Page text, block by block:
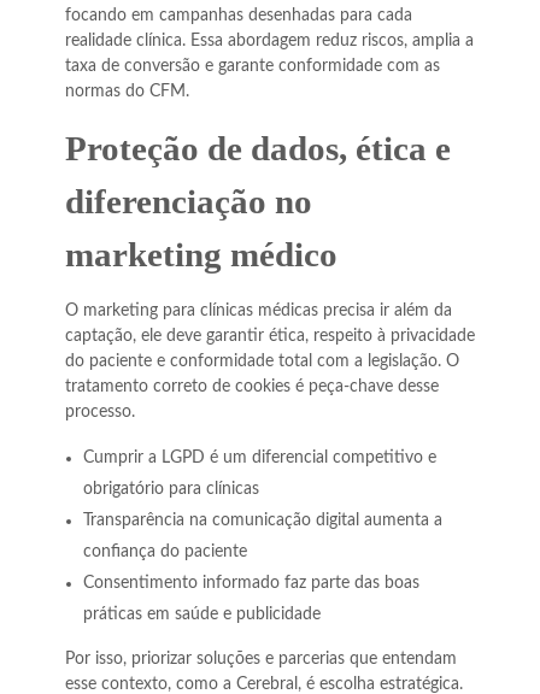
focando em campanhas desenhadas para cada
realidade clínica. Essa abordagem reduz riscos, amplia a
taxa de conversão e garante conformidade com as
normas do CFM.
Proteção de dados, ética e
diferenciação no
marketing médico
O marketing para clínicas médicas precisa ir além da
captação, ele deve garantir ética, respeito à privacidade
do paciente e conformidade total com a legislação. O
tratamento correto de cookies é peça-chave desse
processo.
Cumprir a LGPD é um diferencial competitivo e
obrigatório para clínicas
Transparência na comunicação digital aumenta a
confiança do paciente
Consentimento informado faz parte das boas
práticas em saúde e publicidade
Por isso, priorizar soluções e parcerias que entendam
esse contexto, como a Cerebral, é escolha estratégica.